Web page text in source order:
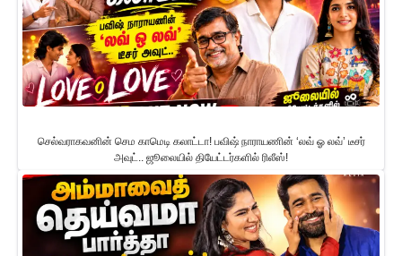
செல்வராகவனின் செம காமெடி கலாட்டா! பவிஷ் நாராயணின் ‘லவ் ஓ லவ்’ டீசர்
அவுட்.. ஜூலையில் தியேட்டர்களில் ரிலீஸ்!